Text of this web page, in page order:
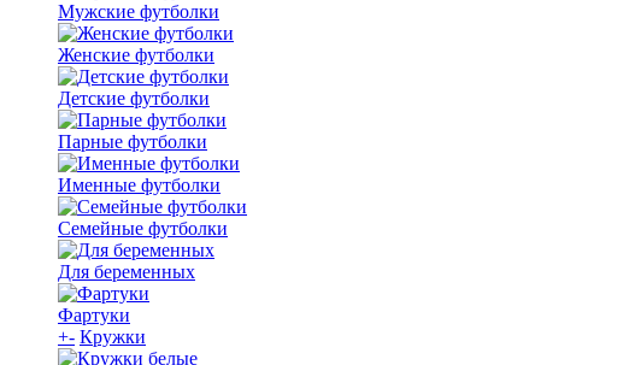
Мужские футболки
Женские футболки
Детские футболки
Парные футболки
Именные футболки
Семейные футболки
Для беременных
Фартуки
+- Кружки